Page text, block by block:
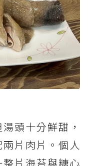
頭十分鮮甜，
片肉片。個人
片海苔與糖心